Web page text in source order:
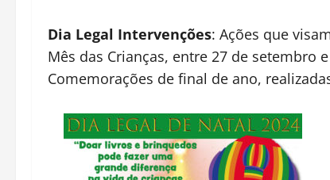
Dia Legal Intervenções: Ações que
Mês das Crianças, entre 27 de
Comemorações de final de ano,